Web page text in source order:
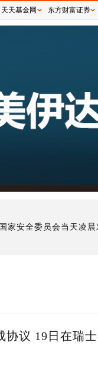
家安全委员会当天凌
协议 19日在瑞
天天基金网 东方财富证券